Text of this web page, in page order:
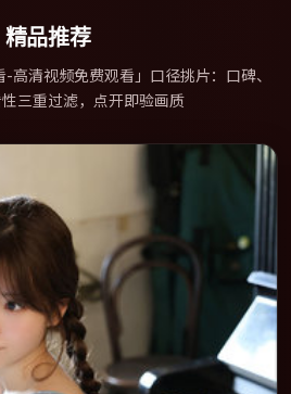
精品推荐
高清视频免费观看」口径挑片：口碑、
三重过滤，点开即验画质